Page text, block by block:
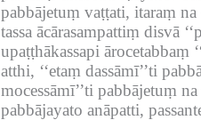
pabbājetuṃ vaṭṭati, itaraṃ na
tassa ācārasampattiṃ disvā
upaṭṭhākassapi ārocetabbaṃ
atthi, ‘‘etaṃ dassāmī’’ti
mocessāmī’’ti pabbājetuṃ
pabbājayato anāpatti,